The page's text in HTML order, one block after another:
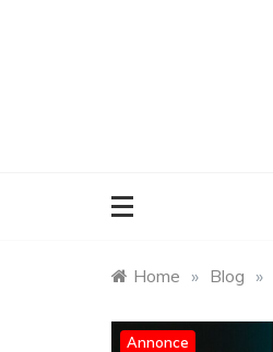
Home » Blog »
Annonce